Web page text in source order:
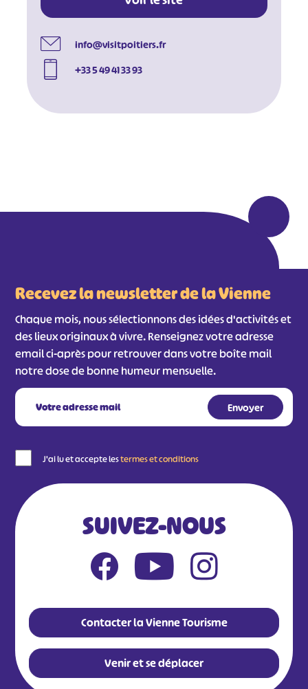
info@visitpoitiers.fr
+33 5 49 41 33 93
Recevez la newsletter de la Vienne
Chaque mois, nous sélectionnons des idées d'activités et
des lieux originaux à vivre. Renseignez votre adresse
email ci-après pour retrouver dans votre boîte mail
notre dose de bonne humeur mensuelle.
J'ai lu et accepte lestermes et conditions
SUIVEZ-NOUS
Contacter la Vienne Tourisme
Venir et se déplacer